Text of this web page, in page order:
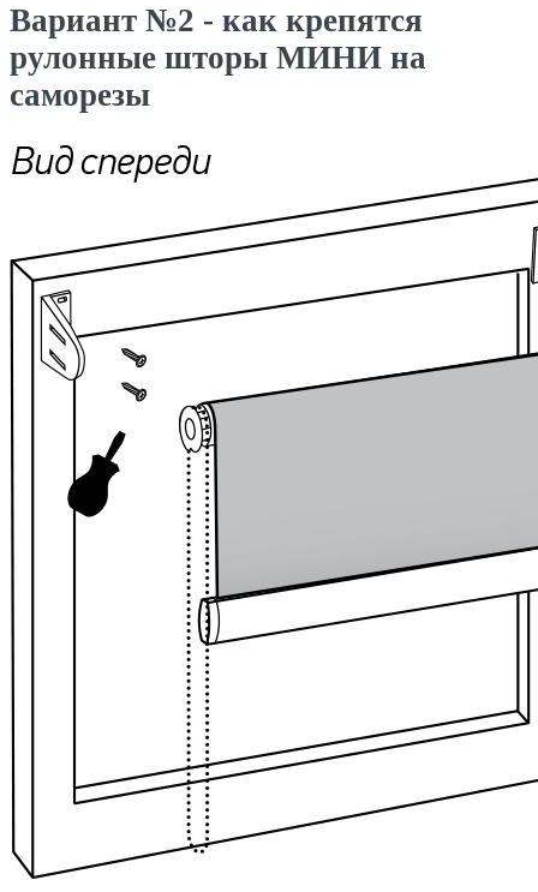
Вариант №2 - как крепятся
рулонные шторы МИНИ на
саморезы